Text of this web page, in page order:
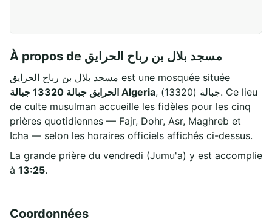
À propos de مسجد بلال بن رباح الحرايق
مسجد بلال بن رباح الحرايق est une mosquée située
الحرايق جبالة 13320 جبالة Algeria, جبالة (13320). Ce lieu
de culte musulman accueille les fidèles pour les cinq
prières quotidiennes — Fajr, Dohr, Asr, Maghreb et
Icha — selon les horaires officiels affichés ci-dessus.
La grande prière du vendredi (Jumu'a) y est accomplie
à 13:25.
Coordonnées